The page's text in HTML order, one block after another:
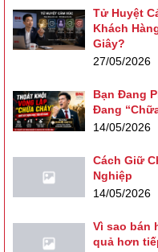
Tử Huyệt
Khách
Giây?
27/05/2026
Bạn Đang
Đang
14/05/2026
Cách Giữ
Nghiệp
14/05/2026
Vì sao bán
quả hơn